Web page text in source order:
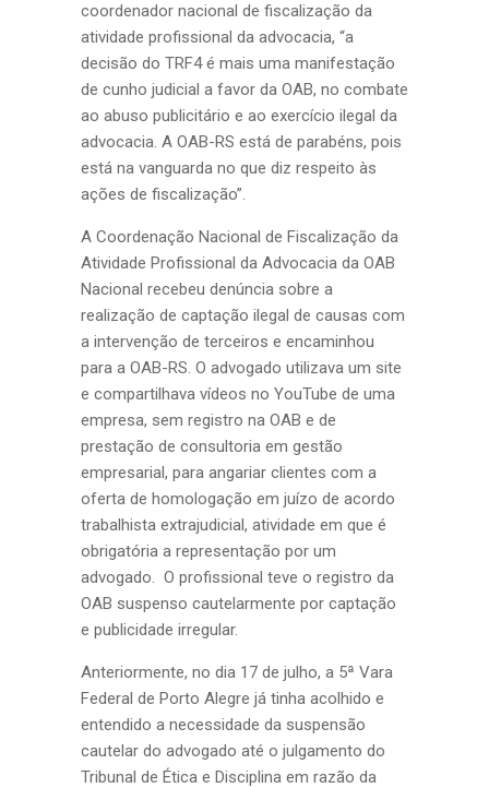
coordenador nacional de fiscalização da
atividade profissional da advocacia, “a
decisão do TRF4 é mais uma manifestação
de cunho judicial a favor da OAB, no combate
ao abuso publicitário e ao exercício ilegal da
advocacia. A OAB-RS está de parabéns, pois
está na vanguarda no que diz respeito às
ações de fiscalização”.
A Coordenação Nacional de Fiscalização da
Atividade Profissional da Advocacia da OAB
Nacional recebeu denúncia sobre a
realização de captação ilegal de causas com
a intervenção de terceiros e encaminhou
para a OAB-RS. O advogado utilizava um site
e compartilhava vídeos no YouTube de uma
empresa, sem registro na OAB e de
prestação de consultoria em gestão
empresarial, para angariar clientes com a
oferta de homologação em juízo de acordo
trabalhista extrajudicial, atividade em que é
obrigatória a representação por um
advogado. O profissional teve o registro da
OAB suspenso cautelarmente por captação
e publicidade irregular.
Anteriormente, no dia 17 de julho, a 5ª Vara
Federal de Porto Alegre já tinha acolhido e
entendido a necessidade da suspensão
cautelar do advogado até o julgamento do
Tribunal de Ética e Disciplina em razão da